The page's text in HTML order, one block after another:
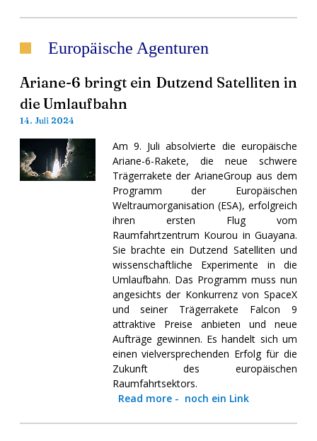
Europäische Agenturen
Ariane-6 bringt ein Dutzend Satelliten in
die Umlaufbahn
14. Juli 2024
Am 9. Juli absolvierte die europäische
Ariane-6-Rakete, die neue schwere
Trägerrakete der ArianeGroup aus dem
Programm der Europäischen
Weltraumorganisation (ESA), erfolgreich
ihren ersten Flug vom
Raumfahrtzentrum Kourou in Guayana.
Sie brachte ein Dutzend Satelliten und
wissenschaftliche Experimente in die
Umlaufbahn. Das Programm muss nun
angesichts der Konkurrenz von SpaceX
und seiner Trägerrakete Falcon 9
attraktive Preise anbieten und neue
Aufträge gewinnen. Es handelt sich um
einen vielversprechenden Erfolg für die
Zukunft des europäischen
Raumfahrtsektors.
Read more- noch ein Link